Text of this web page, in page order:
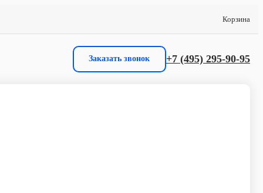
Корзина
Заказать звонок +7 (495) 295-90-95